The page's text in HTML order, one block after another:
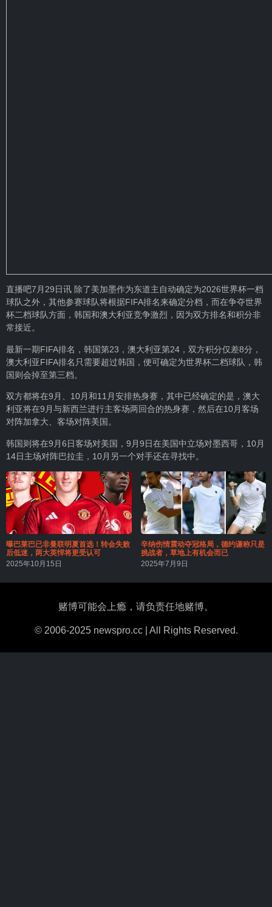
直播吧7月29日讯 除了美加墨作为东道主自动确定为2026世界杯一档
球队之外，其他参赛球队将根据FIFA排名来确定分档，而在争夺世界
杯二档球队方面，韩国和澳大利亚竞争激烈，因为双方排名和积分非
常接近。
最新一期FIFA排名，韩国第23，澳大利亚第24，双方积分仅差8分，
澳大利亚FIFA排名只需要超过韩国，便可确定为世界杯二档球队，韩
国则会掉至第三档。
双方都将在9月、10月和11月安排热身赛，其中已经确定的是，澳大
利亚将在9月与新西兰进行主客场两回合的热身赛，然后在10月客场
对阵加拿大、客场对阵美国。
韩国则将在9月6日客场对美国，9月9日在美国中立场对墨西哥，10月
14日主场对阵巴拉圭，10月另一个对手还在寻找中。
曝巴莱巴已非曼联明夏首选！转会失败
后低迷，两大英悍将更受认可
2025年10月15日
辛纳伤情震动夺冠格局，德约谦称只是
挑战者，草地上有机会而已
2025年7月9日
赌博可能会上瘾，请负责任地赌博。
© 2006-2025 newspro.cc | All Rights Reserved.